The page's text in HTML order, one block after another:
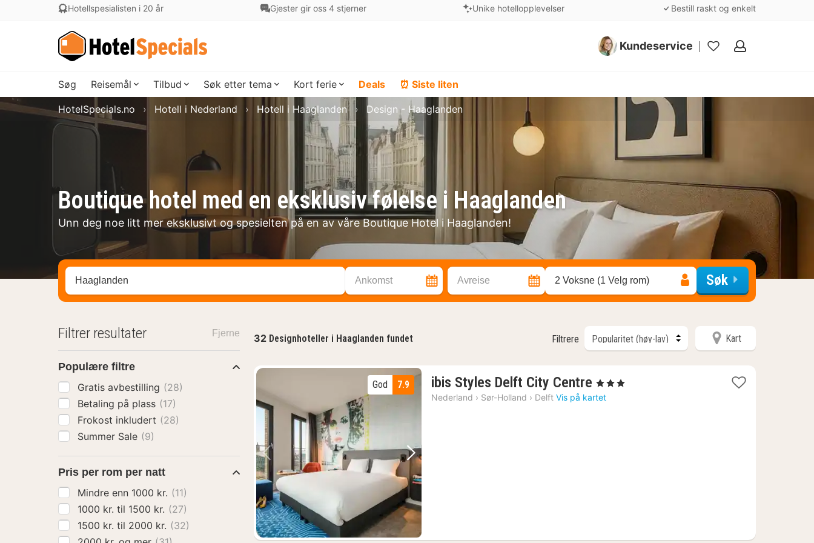
Hotellspesialisten i 20 år Gjester gir oss 4 stjerner Unike hotellopplevelser Bestill raskt og enkelt
Kundeservice
Mine
Søg Reisemål Tilbud Søk etter tema Kort ferie Deals ⏰ Siste liten
Boutique hotel med en eksklusiv følelse i Haaglanden
Unn deg noe litt mer eksklusivt og spesielten på en av våre Boutique Hotel i Haaglanden!
HotelSpecials.no Hotell i Nederland Hotell i Haaglanden Design - Haaglanden
Søk hotell, region eller by Ankomst Avreise 2 Voksne (1 Velg rom) Søk
32 Designhoteller i Haaglanden fundet Filtrere Kart
Forrige bilde Neste bilde
7.9
God ibis Styles Delft City Centre 1
natt
, 3 Stjerner
Nederland › Sør-Holland › Delft Vis på kartet
Filtrer resultater Fjerne
Populære filtre
Gratis avbestilling (28)
Betaling på plass (17)
Frokost inkludert (28)
Summer Sale (9)
Pris per rom per natt
Mindre enn 1000 kr. (11)
1000 kr. til 1500 kr. (27)
1500 kr. til 2000 kr. (32)